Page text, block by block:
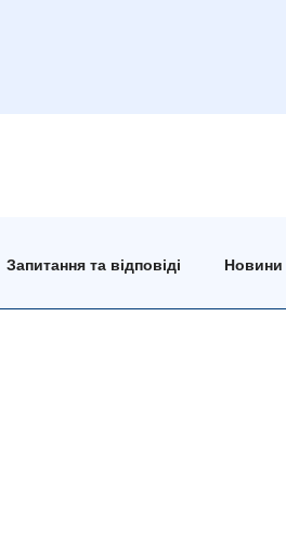
Запитання та відповіді Новини